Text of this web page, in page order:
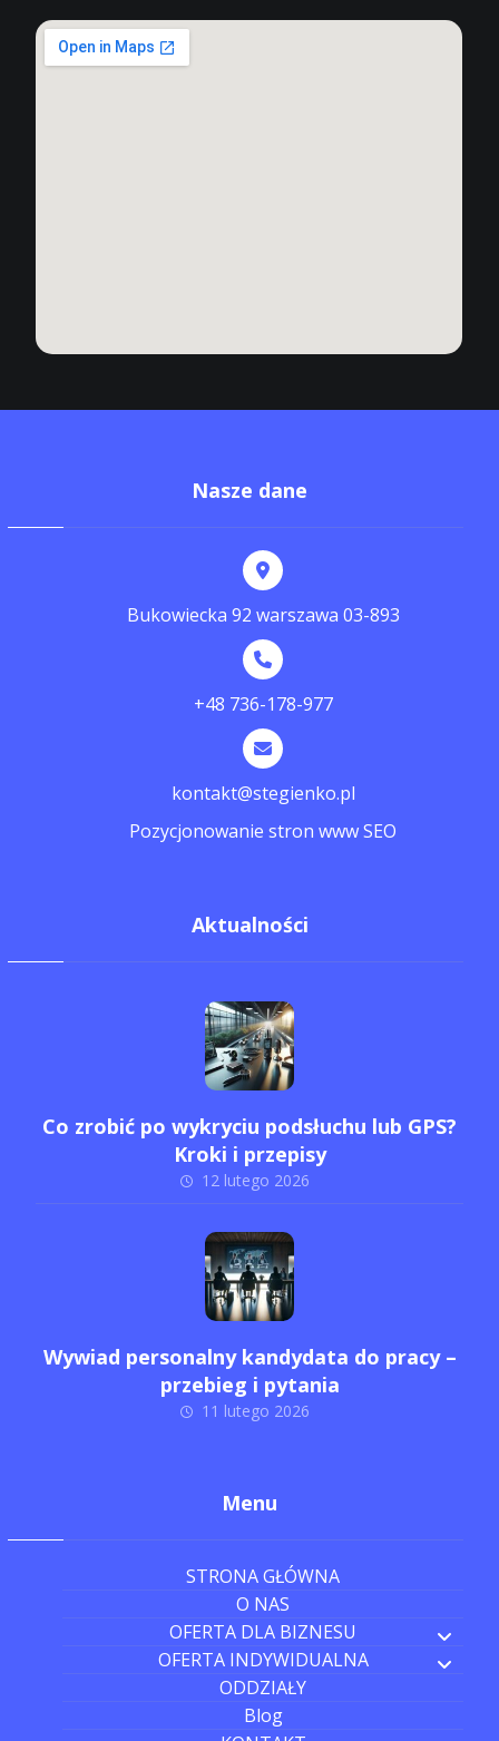
Nasze dane
Bukowiecka 92 warszawa 03-893
+48 736-178-977
kontakt@stegienko.pl
Pozycjonowanie stron www SEO
Aktualności
Co zrobić po wykryciu podsłuchu lub GPS?
Kroki i przepisy
12 lutego 2026
Wywiad personalny kandydata do pracy –
przebieg i pytania
11 lutego 2026
Menu
STRONA GŁÓWNA
O NAS
OFERTA DLA BIZNESU
OFERTA INDYWIDUALNA
ODDZIAŁY
Blog